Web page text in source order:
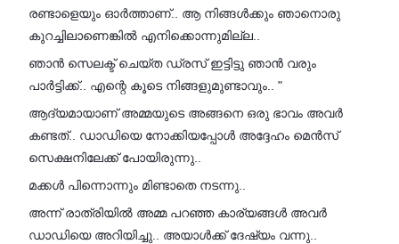
രണ്ടാളെയും ഓർത്താണ്.. ആ നിങ്ങൾക്കും ഞാനൊരു
കുറച്ചിലാണെങ്കിൽ എനിക്കൊന്നുമില്ല..
ഞാൻ സെലക്ട്‌ ചെയ്ത ഡ്രസ് ഇട്ടിട്ടു ഞാൻ വരും
പാർട്ടിക്ക്.. എന്റെ കൂടെ നിങ്ങളുമുണ്ടാവും.. "
ആദ്യമായാണ് അമ്മയുടെ അങ്ങനെ ഒരു ഭാവം അവർ
കണ്ടത്.. ഡാഡിയെ നോക്കിയപ്പോൾ അദ്ദേഹം മെൻസ്
സെക്ഷനിലേക്ക് പോയിരുന്നു..
മക്കൾ പിന്നൊന്നും മിണ്ടാതെ നടന്നു..
അന്ന് രാത്രിയിൽ അമ്മ പറഞ്ഞ കാര്യങ്ങൾ അവർ
ഡാഡിയെ അറിയിച്ചു.. അയാൾക്ക് ദേഷ്യം വന്നു..